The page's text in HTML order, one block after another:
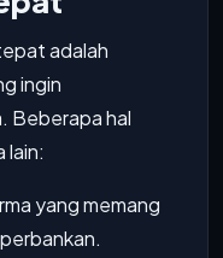
adalah
ingin
Beberapa hal
lain:
yang memang